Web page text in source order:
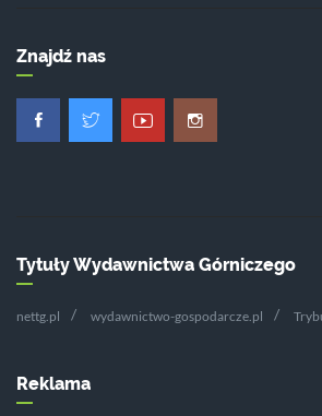
Znajdź nas
Tytuły Wydawnictwa Górniczego
nettg.pl wydawnictwo-gospodarcze.pl
Reklama